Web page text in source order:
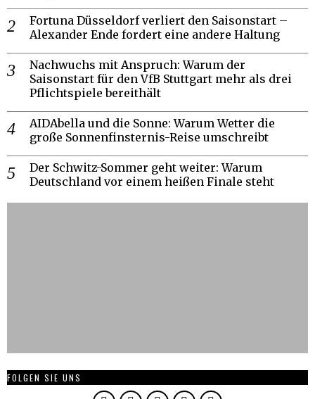
Fortuna Düsseldorf verliert den Saisonstart –
Alexander Ende fordert eine andere Haltung
Nachwuchs mit Anspruch: Warum der
Saisonstart für den VfB Stuttgart mehr als drei
Pflichtspiele bereithält
AIDAbella und die Sonne: Warum Wetter die
große Sonnenfinsternis-Reise umschreibt
Der Schwitz-Sommer geht weiter: Warum
Deutschland vor einem heißen Finale steht
FOLGEN SIE UNS